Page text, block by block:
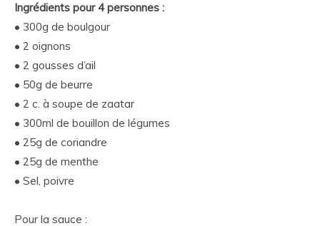
Ingrédients pour 4 personnes :
• 300g de boulgour
• 2 oignons
• 2 gousses d’ail
• 50g de beurre
• 2 c. à soupe de zaatar
• 300ml de bouillon de légumes
• 25g de coriandre
• 25g de menthe
• Sel, poivre
Pour la sauce :